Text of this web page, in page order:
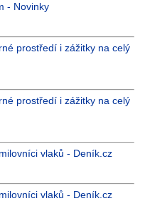
- Novinky
prostředí i zážitky na celý
prostředí i zážitky na celý
vlaků - Deník.cz
vlaků - Deník.cz